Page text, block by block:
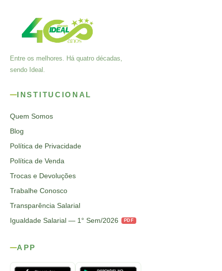
Entre os melhores. Há quatro décadas,
sendo Ideal.
INSTITUCIONAL
Quem Somos
Blog
Política de Privacidade
Política de Venda
Trocas e Devoluções
Trabalhe Conosco
Transparência Salarial
Igualdade Salarial — 1° Sem/2026
PDF
APP